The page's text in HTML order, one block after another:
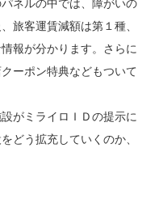
ネルの中では、障がいの
旅客運賃減額は第１種、
報が分かります。さらに
ーポン特典などもついて
がミライロＩＤの提示に
どう拡充していくのか、